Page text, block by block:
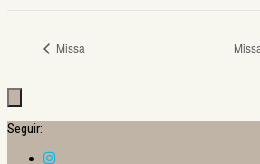
Missa
Seguir: